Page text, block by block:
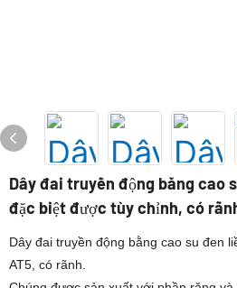
Dây đai truyền động bằng cao
đặc biệt được tùy chỉnh, có
Dây đai truyền động bằng cao su đen
AT5, có rãnh.